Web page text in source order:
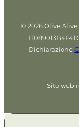
© 2026 Olive Alive
Dichiarazione
Sito web